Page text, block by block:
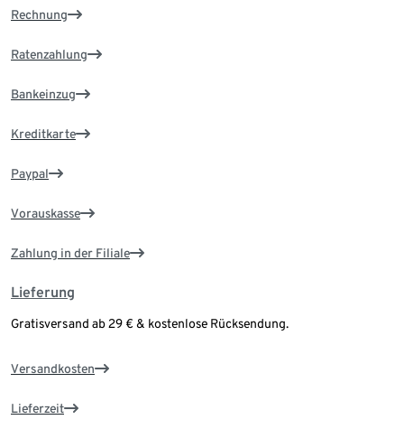
Rechnung
Ratenzahlung
Bankeinzug
Kreditkarte
Paypal
Vorauskasse
Zahlung in der Filiale
Lieferung
Gratisversand ab 29 € & kostenlose Rücksendung.
Versandkosten
Lieferzeit